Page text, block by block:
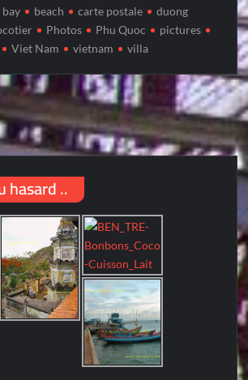
bay beach carte postale
duong
Photos Phu Quoc
pictures
Viet Nam vietnam villa
hasard ..